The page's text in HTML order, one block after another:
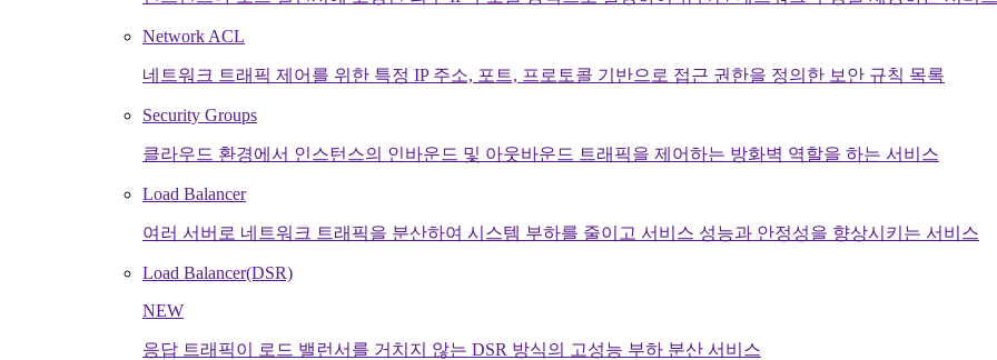
Network ACL
네트워크 트래픽 제어를 위한 특정 IP 주소, 포트, 프로토콜 기반으로 접근 권한을 정의한 보안 규칙 목록
Security Groups
클라우드 환경에서 인스턴스의 인바운드 및 아웃바운드 트래픽을 제어하는 방화벽 역할을 하는 서비스
Load Balancer
여러 서버로 네트워크 트래픽을 분산하여 시스템 부하를 줄이고 서비스 성능과 안정성을 향상시키는 서비스
Load Balancer(DSR)
NEW
응답 트래픽이 로드 밸런서를 거치지 않는 DSR 방식의 고성능 부하 분산 서비스